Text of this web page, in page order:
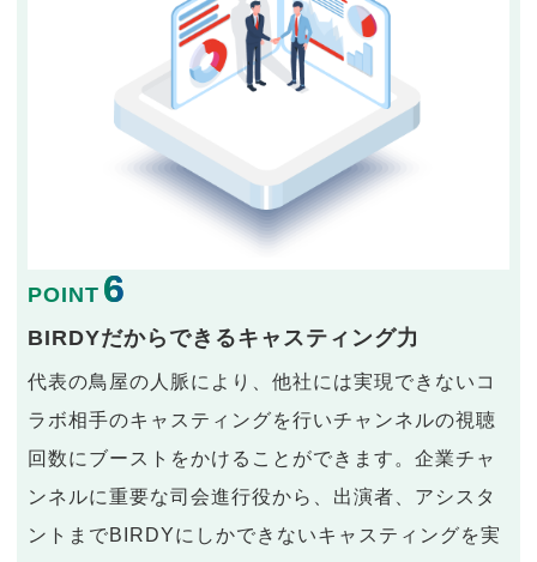
POINT 6
BIRDYだからできるキャスティング力
代表の鳥屋の人脈により、他社には実現できないコ
ラボ相手のキャスティングを行いチャンネルの視聴
回数にブーストをかけることができます。企業チャ
ンネルに重要な司会進行役から、出演者、アシスタ
ントまでBIRDYにしかできないキャスティングを実